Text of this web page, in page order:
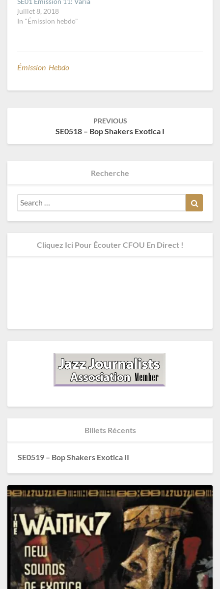
juillet 8, 2018
In "Émission hebdo"
Émission Hebdo
PREVIOUS
SE0518 – Bop Shakers Exotica I
Recherche
Search
for:
Cliquez Ici Pour Écouter CFOU En Direct !
Billets Récents
SE0519 – Bop Shakers Exotica II